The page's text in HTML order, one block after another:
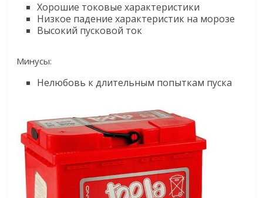
Хорошие токовые характеристики
Низкое падение характеристик на морозе
Высокий пусковой ток
Минусы:
Нелюбовь к длительным попыткам пуска